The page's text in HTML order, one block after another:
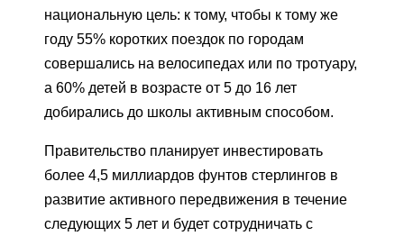
национальную цель: к тому, чтобы к тому же
году 55% ​​коротких поездок по городам
совершались на велосипедах или по тротуару,
а 60% детей в возрасте от 5 до 16 лет
добирались до школы активным способом.
Правительство планирует инвестировать
более 4,5 миллиардов фунтов стерлингов в
развитие активного передвижения в течение
следующих 5 лет и будет сотрудничать с